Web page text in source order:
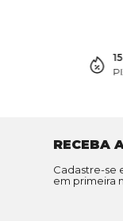
RECEBA
Cadastre-se
em primeira